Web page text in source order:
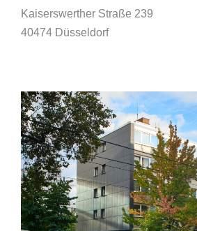
Kaiserswerther Straße 239
40474 Düsseldorf